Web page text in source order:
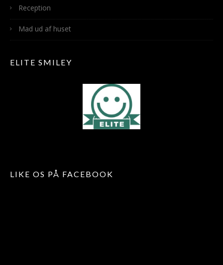
Reception
Mad ud af huset
ELITE SMILEY
LIKE OS PÅ FACEBOOK